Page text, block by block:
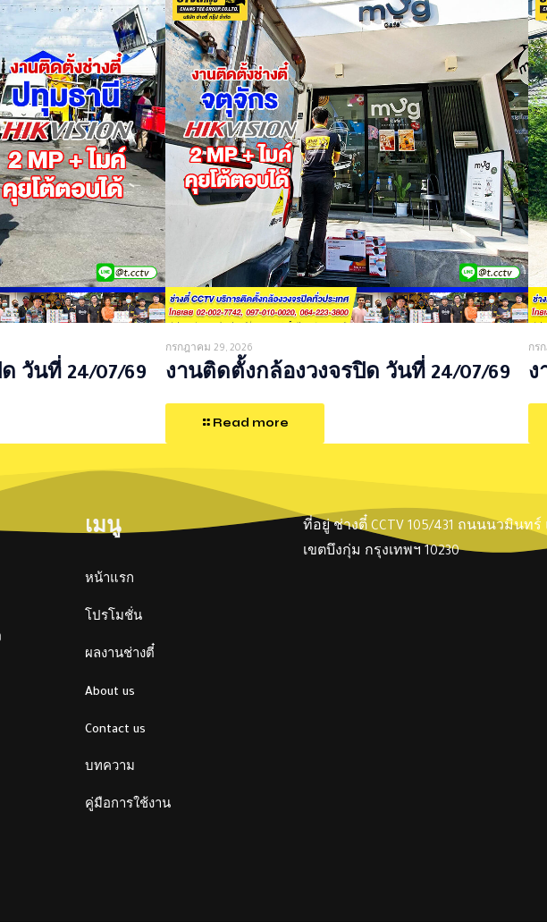
วันที่ 24/07/69
กรกฎาคม 29, 2026
งานติดตั้งกล้องวงจรปิด วันที่ 24/07/69
Read more
กร
ง
เมนู
หน้าแรก
โปรโมชั่น
ผลงานช่างตี๋
About us
Contact us
บทความ
คู่มือการใช้งาน
ที่อยู่ ช่างตี๋ CCTV 105/431 ถนนนวมินท
เขตบึงกุ่ม กรุงเทพฯ 10230